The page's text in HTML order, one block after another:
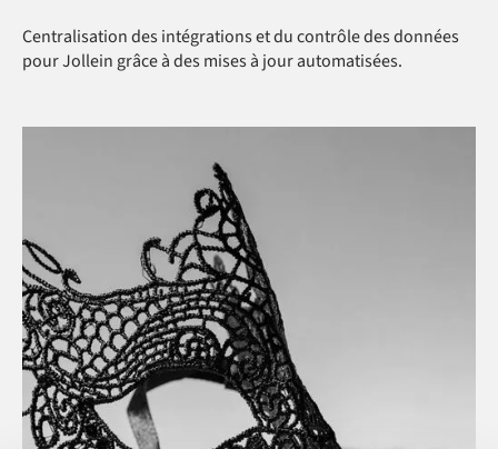
Centralisation des intégrations et du contrôle des données
pour Jollein grâce à des mises à jour automatisées.